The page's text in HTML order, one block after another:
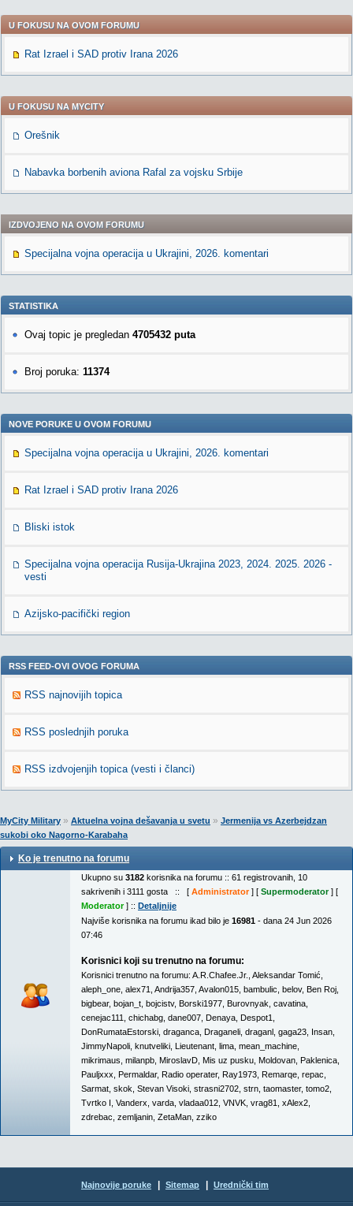
U FOKUSU NA OVOM FORUMU
Rat Izrael i SAD protiv Irana 2026
U FOKUSU NA MYCITY
Orešnik
Nabavka borbenih aviona Rafal za vojsku Srbije
IZDVOJENO NA OVOM FORUMU
Specijalna vojna operacija u Ukrajini, 2026. komentari
STATISTIKA
Ovaj topic je pregledan 4705432 puta
Broj poruka: 11374
NOVE PORUKE U OVOM FORUMU
Specijalna vojna operacija u Ukrajini, 2026. komentari
Rat Izrael i SAD protiv Irana 2026
Bliski istok
Specijalna vojna operacija Rusija-Ukrajina 2023, 2024. 2025. 2026 -
vesti
Azijsko-pacifički region
RSS FEED-OVI OVOG FORUMA
RSS najnovijih topica
RSS poslednjih poruka
RSS izdvojenjih topica (vesti i članci)
MyCity Military » Aktuelna vojna dešavanja u svetu » Jermenija vs Azerbejdzan
sukobi oko Nagorno-Karabaha
Ko je trenutno na forumu
Ukupno su 3182 korisnika na forumu :: 61 registrovanih, 10
sakrivenih i 3111 gosta :: [ Administrator] [ Supermoderator] [
Moderator] :: Detaljnije
Najviše korisnika na forumu ikad bilo je 16981 - dana 24 Jun 2026
07:46
Korisnici koji su trenutno na forumu:
Korisnici trenutno na forumu: A.R.Chafee.Jr. Aleksandar Tomić
aleph_one alex71 Andrija357 Avalon015 bambulic belov, Ben Roj
bigbear, bojan_t bojcistv, Borski1977 Burovnyak cavatina
cenejac111
chichabg dane007 Denaya Despot1
DonRumataEstorski draganca Draganeli draganl gaga23 Insan
JimmyNapoli knutveliki Lieutenant lima mean_machine
mikrimaus milanpb MiroslavD Mis uz pusku Moldovan Paklenica
Pauljxxx Permaldar, Radio operater, Ray1973 Remarqe repac
Sarmat skok Stevan Visoki strasni2702 strn taomaster, tomo2
Tvrtko I Vanderx varda vladaa012 VNVK vrag81 xAlex2
zdrebac zemljanin ZetaMan zziko
Najnovije poruke Sitemap Urednički tim